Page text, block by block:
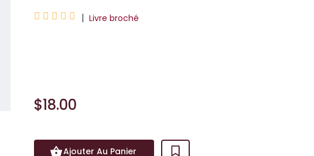
     | Livre broché
$18.00
Ajouter Au Panier